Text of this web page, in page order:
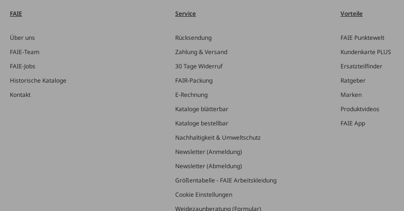
FAIE
Über uns
FAIE-Team
FAIE-Jobs
Historische Kataloge
Kontakt
Service
Rücksendung
Zahlung & Versand
30 Tage Widerruf
FAIR-Packung
E-Rechnung
Kataloge blätterbar
Kataloge bestellbar
Nachhaltigkeit & Umweltschutz
Newsletter (Anmeldung)
Newsletter (Abmeldung)
Größentabelle - FAIE Arbeitskleidung
Cookie Einstellungen
Weidezaunberatung (Formular)
Vorteile
FAIE Punktewelt
Kundenkarte PLUS
Ersatzteilfinder
Ratgeber
Marken
Produktvideos
FAIE App